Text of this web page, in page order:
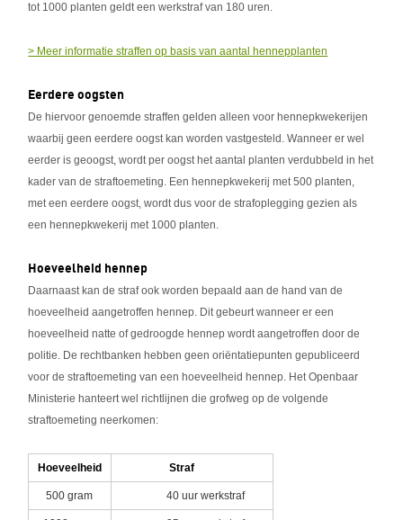
tot 1000 planten geldt een werkstraf van 180 uren.
> Meer informatie straffen op basis van aantal hennepplanten
Eerdere oogsten
De hiervoor genoemde straffen gelden alleen voor hennepkwekerijen
waarbij geen eerdere oogst kan worden vastgesteld. Wanneer er wel
eerder is geoogst, wordt per oogst het aantal planten verdubbeld in het
kader van de straftoemeting. Een hennepkwekerij met 500 planten,
met een eerdere oogst, wordt dus voor de strafoplegging gezien als
een hennepkwekerij met 1000 planten.
Hoeveelheid hennep
Daarnaast kan de straf ook worden bepaald aan de hand van de
hoeveelheid aangetroffen hennep. Dit gebeurt wanneer er een
hoeveelheid natte of gedroogde hennep wordt aangetroffen door de
politie. De rechtbanken hebben geen oriëntatiepunten gepubliceerd
voor de straftoemeting van een hoeveelheid hennep. Het Openbaar
Ministerie hanteert wel richtlijnen die grofweg op de volgende
straftoemeting neerkomen:
Hoeveelheid Straf
500 gram 40 uur werkstraf